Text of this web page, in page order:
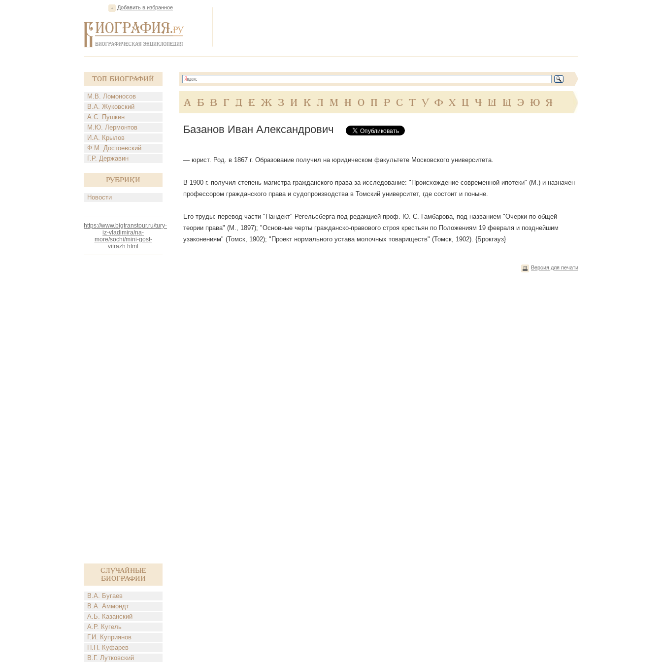
Добавить в избранное
Топ Биографий
М.В. Ломоносов
В.А. Жуковский
А.С. Пушкин
М.Ю. Лермонтов
И.А. Крылов
Ф.М. Достоевский
Г.Р. Державин
Рубрики
Новости
https://www.bigtranstour.ru/tury-
iz-vladimira/na-
more/sochi/mini-gost-
vitrazh.html
Случайные
биографии
В.А. Бугаев
В.А. Аммондт
А.Б. Казанский
А.Р. Кугель
Г.И. Куприянов
П.П. Куфарев
В.Г. Лутковский
А Б В Г Д Е Ж З И К Л М Н О П Р С Т У Ф Х Ц Ч Ш Щ Э Ю Я
Базанов Иван Александрович
— юрист. Род. в 1867 г. Образование получил на юридическом факультете Московского университета.
В 1900 г. получил степень магистра гражданского права за исследование: "Происхождение современной ипотеки" (М.) и назначен
профессором гражданского права и судопроизводства в Томский университет, где состоит и поныне.
Его труды: перевод части "Пандект" Регельсберга под редакцией проф. Ю. С. Гамбарова, под названием "Очерки по общей
теории права" (М., 1897); "Основные черты гражданско-правового строя крестьян по Положениям 19 февраля и позднейшим
узаконениям" (Томск, 1902); "Проект нормального устава молочных товариществ" (Томск, 1902). {Брокгауз}
Версия для печати